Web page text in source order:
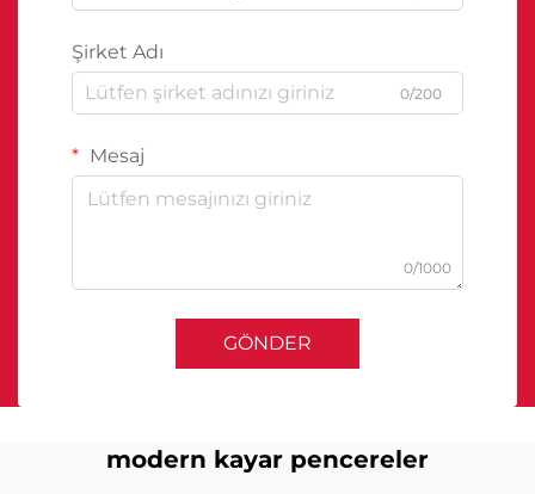
Şirket Adı
0/200
Mesaj
0/1000
GÖNDER
modern kayar pencereler